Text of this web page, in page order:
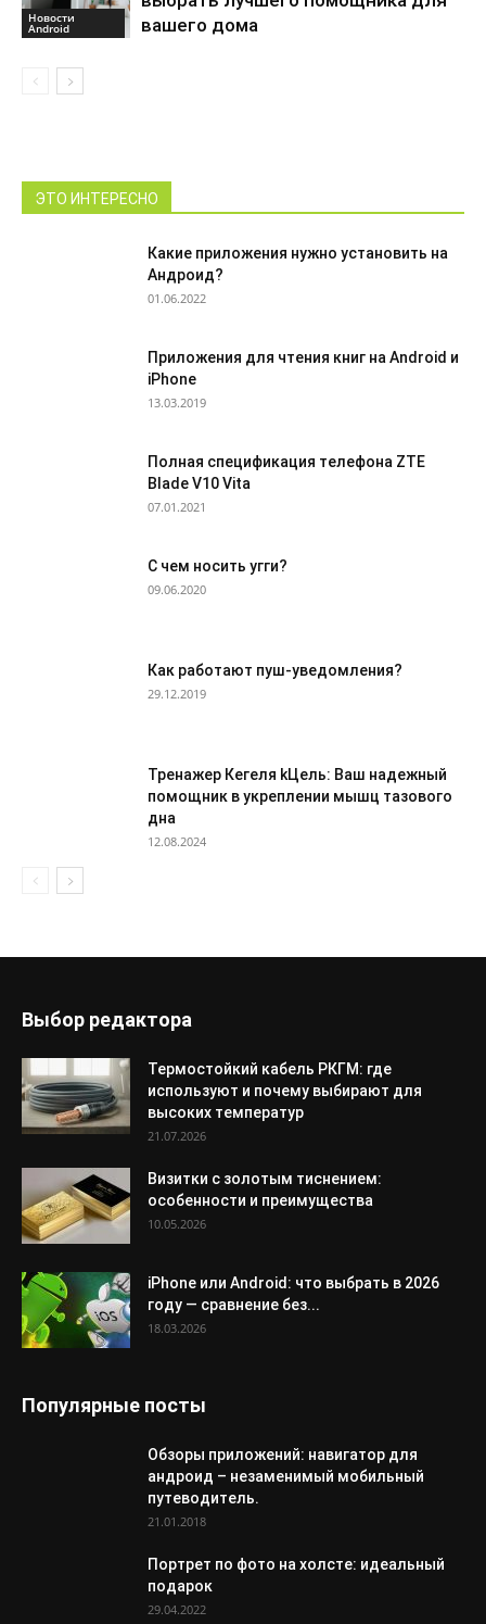
Новости
Android
вашего дома
ЭТО ИНТЕРЕСНО
Какие приложения нужно установить на
Андроид?
01.06.2022
Приложения для чтения книг на Android и
iPhone
13.03.2019
Полная спецификация телефона ZTE
Blade V10 Vita
07.01.2021
С чем носить угги?
09.06.2020
Как работают пуш-уведомления?
29.12.2019
Тренажер Кегеля kЦель: Ваш надежный
помощник в укреплении мышц тазового
дна
12.08.2024
Выбор редактора
Термостойкий кабель РКГМ: где
используют и почему выбирают для
высоких температур
21.07.2026
Визитки с золотым тиснением:
особенности и преимущества
10.05.2026
iPhone или Android: что выбрать в 2026
году — сравнение без...
18.03.2026
Популярные посты
Обзоры приложений: навигатор для
андроид – незаменимый мобильный
путеводитель.
21.01.2018
Портрет по фото на холсте: идеальный
подарок
29.04.2022